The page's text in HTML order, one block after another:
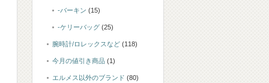
-バーキン (15)
-ケリーバッグ (25)
腕時計/ロレックスなど (118)
今月の値引き商品 (1)
エルメス以外のブランド (80)